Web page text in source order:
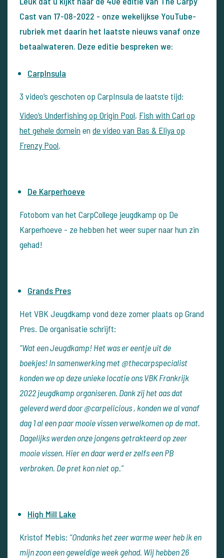
Cast van 17-08-2022 - onze wekelijkse YouTube-
rubriek met daarin het laatste nieuws vanaf onze
betaalwateren. Deze editie bespreken we:
CarpInsula
3 video’s geschoten op CarpInsula de laatste tijd:
Video’s Underfishing op Origin Pool, Fish with Carl op
het gehele domein en de video van Bas & Eliya op
Frenzy Pool.
De Karperhoeve
Fotobom van het CarpCollege jeugdkamp op De
Karperhoeve - ze hebben het weer super naar hun zin
gehad!
Grands Pres
Het VBK Jeugdkamp vond deze zomer plaats op Grand
Pres. De organisatie schrijft:
“Wat een Jeugdkamp! Het was er eentje uit de
boekjes!In samenwerking met @thecarpspecialist
konden we op deze unieke locatie ons VBK Frankrijk
2022 jeugdkamp organiseren. Dank zij het aas dat
geleverd werd door @carpelicious , konden we al vanaf
dag 1 al een paar mooie vissen verwelkomen op de mat.
Dagelijks werden onze jongens getrakteerd op zeer
mooie vissen. Hier en daar werd er zelfs een PB
verbroken. De pret kon niet op.”
High Mill Lake
Kristof Mebis: “Ondanks het zeer warme weer heb ik en
mijn zoon een geweldige week gehad. Wij hebben 26